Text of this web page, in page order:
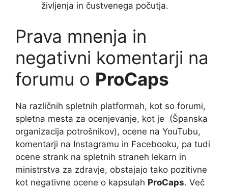
življenja in čustvenega počutja.
Prava mnenja in
negativni komentarji na
forumu o ProCaps
Na različnih spletnih platformah, kot so forumi,
spletna mesta za ocenjevanje, kot je (Španska
organizacija potrošnikov), ocene na YouTubu,
komentarji na Instagramu in Facebooku, pa tudi
ocene strank na spletnih straneh lekarn in
ministrstva za zdravje, obstajajo tako pozitivne
kot negativne ocene o kapsulah ProCaps. Več